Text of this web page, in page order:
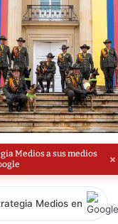
Medios a sus medios
×
Medios en